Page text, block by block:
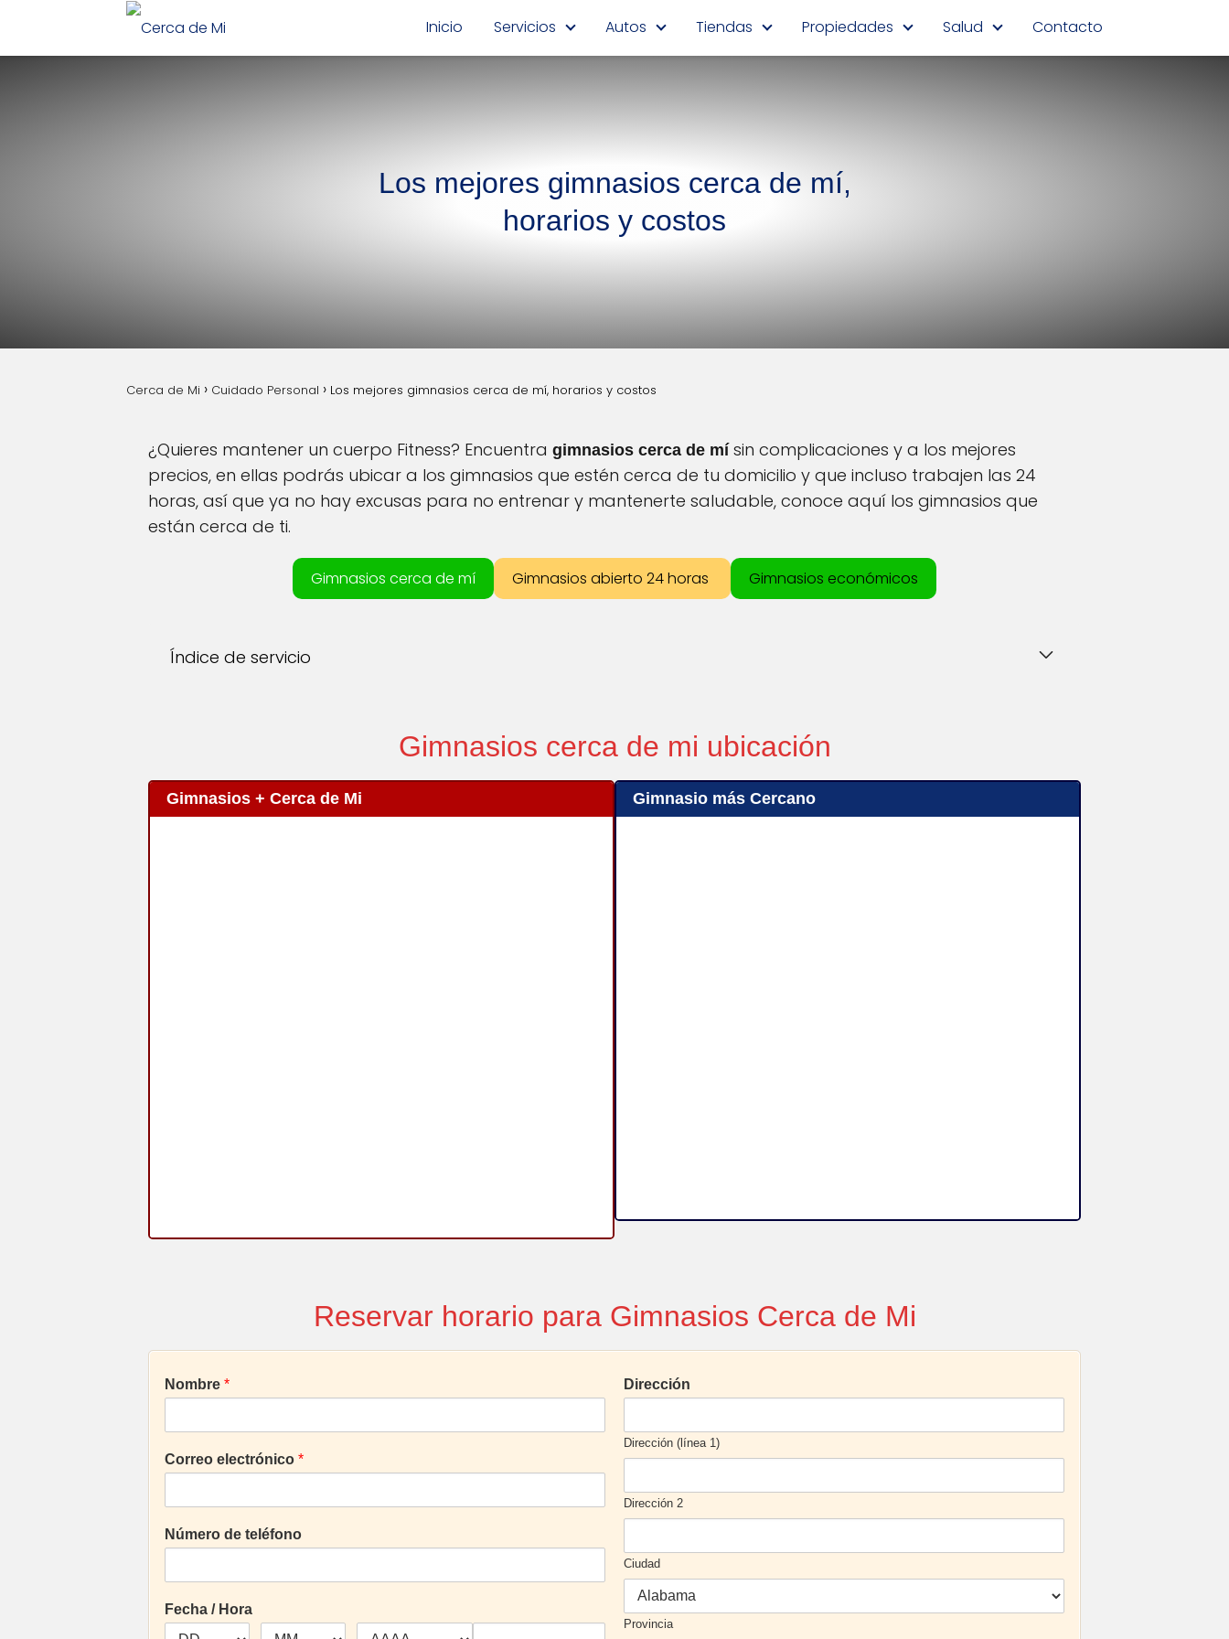
Inicio Servicios Autos Tiendas Propiedades Salud Contacto
Los mejores gimnasios cerca de mí,
horarios y costos
Cerca de Mi Cuidado Personal Los mejores gimnasios cerca de mí, horarios y costos
¿Quieres mantener un cuerpo Fitness? Encuentra gimnasios cerca de mí sin complicaciones y a los mejores
precios, en ellas podrás ubicar a los gimnasios que estén cerca de tu domicilio y que incluso trabajen las 24
horas, así que ya no hay excusas para no entrenar y mantenerte saludable, conoce aquí los gimnasios que
están cerca de ti.
Gimnasios cerca de mí Gimnasios abierto 24 horas Gimnasios económicos
Índice de servicio
Gimnasios cerca de mi ubicación
Gimnasios + Cerca de Mi Gimnasio más Cercano
Reservar horario para Gimnasios Cerca de Mi
Nombre *
Correo electrónico *
Número de teléfono
Fecha / Hora
Dirección
Dirección (línea 1)
Dirección 2
Ciudad
Provincia